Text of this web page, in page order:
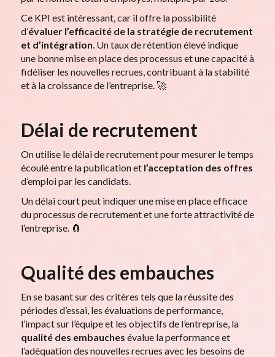
Ce KPI est intéressant, car il offre la possibilité
d’évaluer l’efficacité de la stratégie de recrutement
et d’intégration . Un taux de rétention élevé indique
une bonne mise en place des processus et une capacité à
fidéliser les nouvelles recrues, contribuant à la stabilité
et à la croissance de l’entreprise. 🚀
Délai de recrutement
On utilise le délai de recrutement pour mesurer le temps
écoulé entre la publication et l’acceptation des offres
d’emploi par les candidats.
Un délai court peut indiquer une mise en place efficace
du processus de recrutement et une forte attractivité de
l’entreprise. 🧲
Qualité des embauches
En se basant sur des critères tels que la réussite des
périodes d’essai, les évaluations de performance,
l’impact sur l’équipe et les objectifs de l’entreprise, la
qualité des embauches évalue la performance et
l’adéquation des nouvelles recrues avec les besoins de